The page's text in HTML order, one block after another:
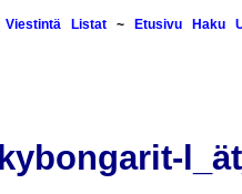
Viestintä Listat~ Etusivu Haku